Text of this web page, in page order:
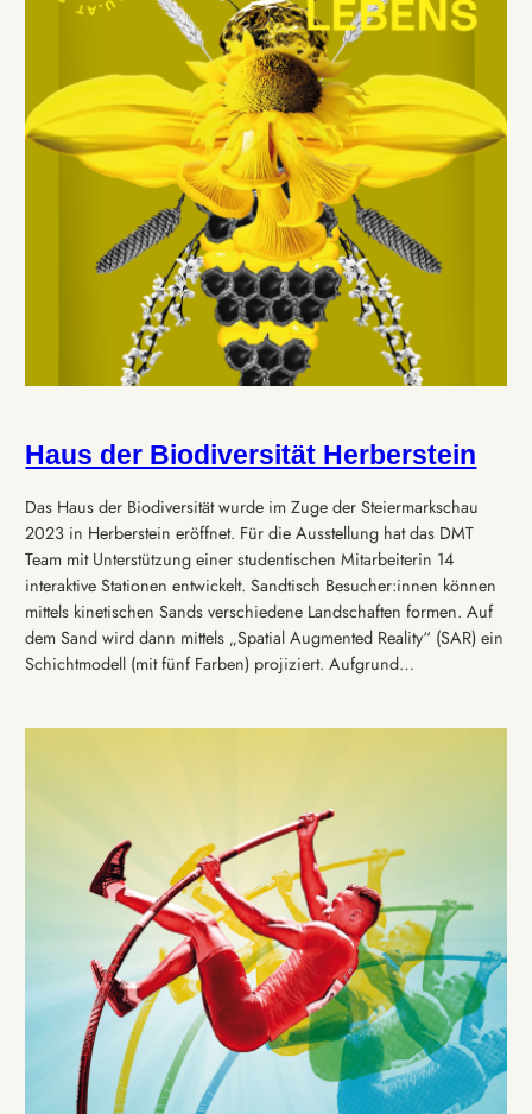
Haus der Biodiversität Herberstein
Das Haus der Biodiversität wurde im Zuge der Steiermarkschau
2023 in Herberstein eröffnet. Für die Ausstellung hat das DMT
Team mit Unterstützung einer studentischen Mitarbeiterin 14
interaktive Stationen entwickelt. Sandtisch Besucher:innen können
mittels kinetischen Sands verschiedene Landschaften formen. Auf
dem Sand wird dann mittels „Spatial Augmented Reality“ (SAR) ein
Schichtmodell (mit fünf Farben) projiziert. Aufgrund…